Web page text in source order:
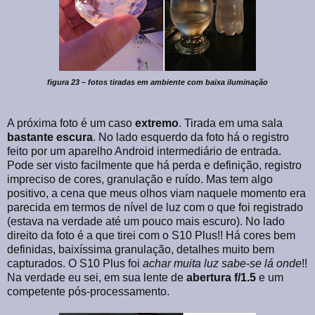
figura 23 – fotos tiradas em ambiente com baixa iluminação
A próxima foto é um caso extremo. Tirada em uma sala
bastante escura. No lado esquerdo da foto há o registro
feito por um aparelho Android intermediário de entrada.
Pode ser visto facilmente que há perda e definição, registro
impreciso de cores, granulação e ruído. Mas tem algo
positivo, a cena que meus olhos viam naquele momento era
parecida em termos de nível de luz com o que foi registrado
(estava na verdade até um pouco mais escuro). No lado
direito da foto é a que tirei com o S10 Plus!! Há cores bem
definidas, baixíssima granulação, detalhes muito bem
capturados. O S10 Plus foi achar muita luz sabe-se lá onde!!
Na verdade eu sei, em sua lente de abertura f/1.5 e um
competente pós-processamento.